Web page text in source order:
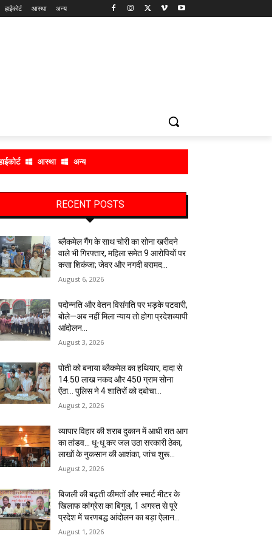
हाईकोर्ट आस्था अन्य
आस्था अन्य
RECENT POSTS
ब्लैकमेल गैंग के साथ चोरी का सोना खरीदने
वाले भी गिरफ्तार, महिला समेत 9 आरोपियों पर
कसा शिकंजा; जेवर और नगदी बरामद…
August 6, 2026
पदोन्नति और वेतन विसंगति पर भड़के पटवारी,
बोले—अब नहीं मिला न्याय तो होगा प्रदेशव्यापी
आंदोलन…
August 3, 2026
पोती को बनाया ब्लैकमेल का हथियार, दादा से
14.50 लाख नकद और 450 ग्राम सोना
ऐंठा… पुलिस ने 4 शातिरों को दबोचा…
August 2, 2026
व्यापार विहार की शराब दुकान में आधी रात आग
का तांडव… धू-धू कर जल उठा सरकारी ठेका,
लाखों के नुकसान की आशंका, जांच शुरू…
August 2, 2026
बिजली की बढ़ती कीमतों और स्मार्ट मीटर के
खिलाफ कांग्रेस का बिगुल, 1 अगस्त से पूरे
प्रदेश में चरणबद्ध आंदोलन का बड़ा ऐलान…
August 1, 2026